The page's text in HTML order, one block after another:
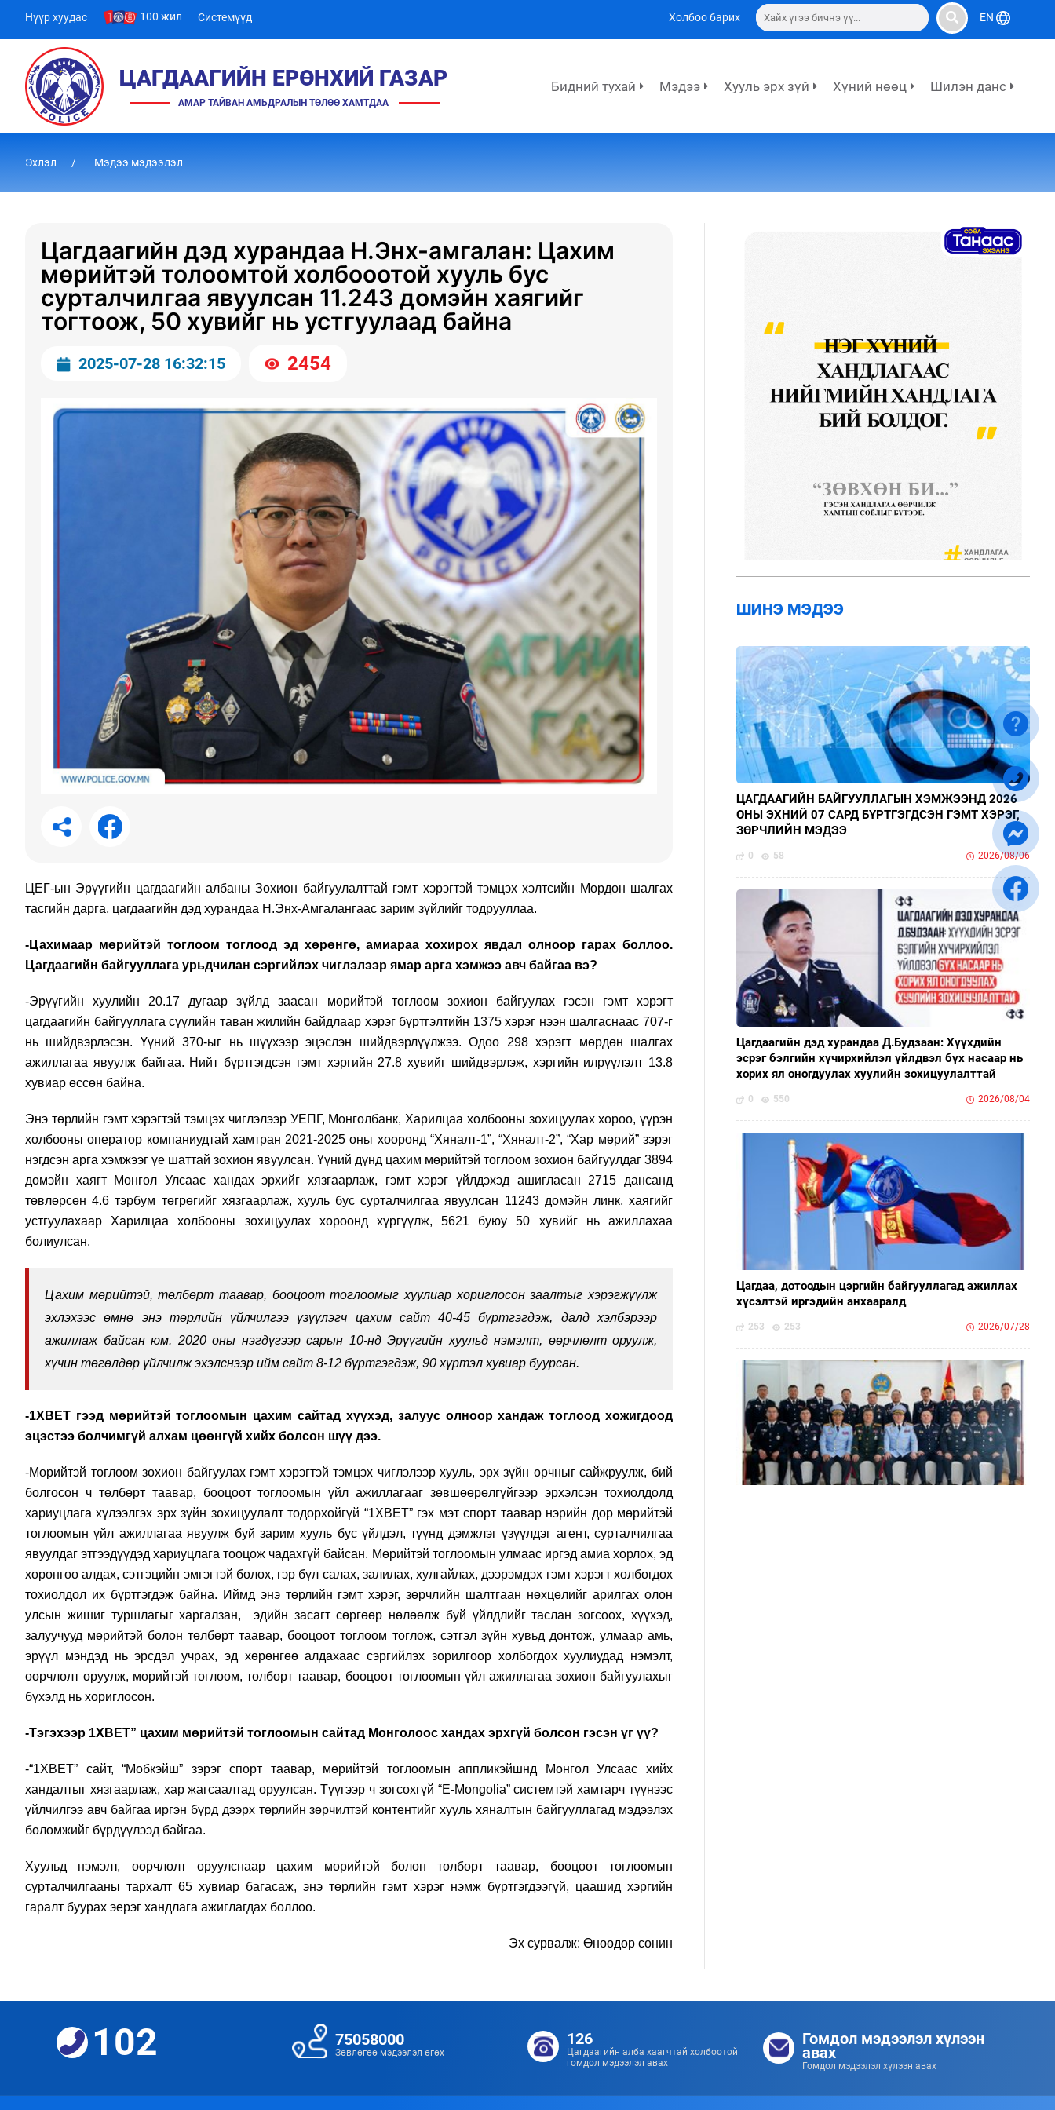
Нүүр хуудас 100 жил Системүүд Холбоо барих EN
ЦАГДААГИЙН ЕРӨНХИЙ ГАЗАР
АМАР ТАЙВАН АМЬДРАЛЫН ТӨЛӨӨ ХАМТДАА
Бидний тухай Мэдээ Хууль эрх зүй Хүний нөөц Шилэн данс
Эхлэл Мэдээ мэдээлэл
Цагдаагийн дэд хурандаа Н.Энх-амгалан: Цахим
мөрийтэй толоомтой холбооотой хууль бус
сурталчилгаа явуулсан 11.243 домэйн хаягийг
тогтоож, 50 хувийг нь устгуулаад байна
2025-07-28 16:32:15 2454
ЦЕГ-ын Эрүүгийн цагдаагийн албаны Зохион байгуулалттай гэмт хэрэгтэй тэмцэх хэлтсийн Мөрдөн шалгах
тасгийн дарга, цагдаагийн дэд хурандаа Н.Энх-Амгалангаас зарим зүйлийг тодрууллаа.
-Цахимаар мөрийтэй тоглоом тоглоод эд хөрөнгө, амиараа хохирох явдал олноор гарах боллоо.
Цагдаагийн байгууллага урьдчилан сэргийлэх чиглэлээр ямар арга хэмжээ авч байгаа вэ?
-Эрүүгийн хуулийн 20.17 дугаар зүйлд заасан мөрийтэй тоглоом зохион байгуулах гэсэн гэмт хэрэгт
цагдаагийн байгууллага сүүлийн таван жилийн байдлаар хэрэг бүртгэлтийн 1375 хэрэг нээн шалгаснаас 707-г
нь шийдвэрлэсэн. Үүний 370-ыг нь шүүхээр эцэслэн шийдвэрлүүлжээ. Одоо 298 хэрэгт мөрдөн шалгах
ажиллагаа явуулж байгаа. Нийт бүртгэгдсэн гэмт хэргийн 27.8 хувийг шийдвэрлэж, хэргийн илрүүлэлт 13.8
хувиар өссөн байна.
Энэ төрлийн гэмт хэрэгтэй тэмцэх чиглэлээр УЕПГ, Монголбанк, Харилцаа холбооны зохицуулах хороо, үүрэн
холбооны оператор компаниудтай хамтран 2021-2025 оны хооронд “Хяналт-1”, “Хяналт-2”, “Хар мөрий” зэрэг
нэгдсэн арга хэмжээг үе шаттай зохион явуулсан. Үүний дүнд цахим мөрийтэй тоглоом зохион байгуулдаг 3894
домэйн хаягт Монгол Улсаас хандах эрхийг хязгаарлаж, гэмт хэрэг үйлдэхэд ашигласан 2715 дансанд
төвлөрсөн 4.6 тэрбум төгрөгийг хязгаарлаж, хууль бус сурталчилгаа явуулсан 11243 домэйн линк, хаягийг
устгуулахаар Харилцаа холбооны зохицуулах хороонд хүргүүлж, 5621 буюу 50 хувийг нь ажиллахаа
болиулсан.
Цахим мөрийтэй, төлбөрт таавар, бооцоот тоглоомыг хуулиар хориглосон заалтыг хэрэгжүүлж
эхлэхээс өмнө энэ төрлийн үйлчилгээ үзүүлэгч цахим сайт 40-45 бүртгэгдэж, далд хэлбэрээр
ажиллаж байсан юм. 2020 оны нэгдүгээр сарын 10-нд Эрүүгийн хуульд нэмэлт, өөрчлөлт оруулж,
хүчин төгөлдөр үйлчилж эхэлснээр ийм сайт 8-12 бүртгэгдэж, 90 хүртэл хувиар буурсан.
-1XBET гээд мөрийтэй тоглоомын цахим сайтад хүүхэд, залуус олноор хандаж тоглоод хожигдоод
эцэстээ болчимгүй алхам цөөнгүй хийх болсон шүү дээ.
-Мөрийтэй тоглоом зохион байгуулах гэмт хэрэгтэй тэмцэх чиглэлээр хууль, эрх зүйн орчныг сайжруулж, бий
болгосон ч төлбөрт таавар, бооцоот тоглоомын үйл ажиллагааг зөвшөөрөлгүйгээр эрхэлсэн тохиолдолд
хариуцлага хүлээлгэх эрх зүйн зохицуулалт тодорхойгүй “1ХВЕТ” гэх мэт спорт таавар нэрийн дор мөрийтэй
тоглоомын үйл ажиллагаа явуулж буй зарим хууль бус үйлдэл, түүнд дэмжлэг үзүүлдэг агент, сурталчилгаа
явуулдаг этгээдүүдэд хариуцлага тооцож чадахгүй байсан. Мөрийтэй тоглоомын улмаас иргэд амиа хорлох, эд
хөрөнгөө алдах, сэтгэцийн эмгэгтэй болох, гэр бүл салах, залилах, хулгайлах, дээрэмдэх гэмт хэрэгт холбогдох
тохиолдол их бүртгэгдэж байна. Иймд энэ төрлийн гэмт хэрэг, зөрчлийн шалтгаан нөхцөлийг арилгах олон
улсын жишиг туршлагыг харгалзан, эдийн засагт сөргөөр нөлөөлж буй үйлдлийг таслан зогсоох, хүүхэд,
залуучууд мөрийтэй болон төлбөрт таавар, бооцоот тоглоом тоглож, сэтгэл зүйн хувьд донтож, улмаар амь,
эрүүл мэндэд нь эрсдэл учрах, эд хөрөнгөө алдахаас сэргийлэх зорилгоор холбогдох хуулиудад нэмэлт,
өөрчлөлт оруулж, мөрийтэй тоглоом, төлбөрт таавар, бооцоот тоглоомын үйл ажиллагаа зохион байгуулахыг
бүхэлд нь хориглосон.
-Тэгэхээр 1XBET” цахим мөрийтэй тоглоомын сайтад Монголоос хандах эрхгүй болсон гэсэн үг үү?
-“1ХВЕТ” сайт, “Мобкэйш” зэрэг спорт таавар, мөрийтэй тоглоомын аппликэйшнд Монгол Улсаас хийх
хандалтыг хязгаарлаж, хар жагсаалтад оруулсан. Түүгээр ч зогсохгүй “E-Mongolia” системтэй хамтарч түүнээс
үйлчилгээ авч байгаа иргэн бүрд дээрх төрлийн зөрчилтэй контентийг хууль хяналтын байгууллагад мэдээлэх
боломжийг бүрдүүлээд байгаа.
Хуульд нэмэлт, өөрчлөлт оруулснаар цахим мөрийтэй болон төлбөрт таавар, бооцоот тоглоомын
сурталчилгааны тархалт 65 хувиар багасаж, энэ төрлийн гэмт хэрэг нэмж бүртгэгдээгүй, цаашид хэргийн
гаралт буурах эерэг хандлага ажиглагдах боллоо.
Эх сурвалж: Өнөөдөр сонин
ШИНЭ МЭДЭЭ
ЦАГДААГИЙН БАЙГУУЛЛАГЫН ХЭМЖЭЭНД 2026
ОНЫ ЭХНИЙ 07 САРД БҮРТГЭГДСЭН ГЭМТ ХЭРЭГ,
ЗӨРЧЛИЙН МЭДЭЭ
0 58 2026/08/06
Цагдаагийн дэд хурандаа Д.Будзаан: Хүүхдийн
эсрэг бэлгийн хүчирхийлэл үйлдвэл бүх насаар нь
хорих ял оногдуулах хуулийн зохицуулалттай
0 550 2026/08/04
Цагдаа, дотоодын цэргийн байгууллагад ажиллах
хүсэлтэй иргэдийн анхааралд
253 253 2026/07/28
102 75058000
Зөвлөгөө мэдээлэл өгөх
126
Цагдаагийн алба хаагчтай холбоотой
гомдол мэдээлэл авах
Гомдол мэдээлэл хүлээн
авах
Гомдол мэдээлэл хүлээн авах